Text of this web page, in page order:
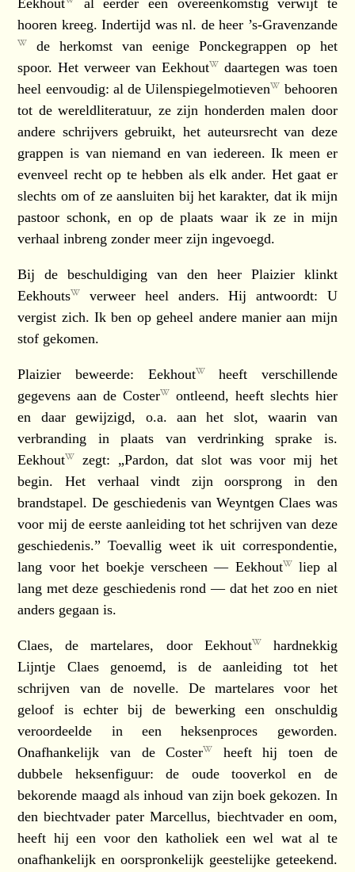
Eekhout
al eerder een overeenkomstig verwijt te
hooren kreeg. Indertijd was nl. de heer ’s-Gravenzande
de herkomst van eenige Ponckegrappen op het
spoor. Het verweer van Eekhout
daartegen was toen
heel eenvoudig: al deUilenspiegelmotieven
behooren
tot de wereldliteratuur, ze zijn honderden malen door
andere schrijvers gebruikt, het auteursrecht van deze
grappen is van niemand en van iedereen. Ik meen er
evenveel recht op te hebben als elk ander. Het gaat er
slechts om of ze aansluiten bij het karakter, dat ik mijn
pastoor schonk, en op de plaats waar ik ze in mijn
verhaal inbreng zonder meer zijn ingevoegd.
Bij de beschuldiging van den heer Plaizier klinkt
Eekhouts
verweer heel anders. Hij antwoordt: U
vergist zich. Ik ben op geheel andere manier aan mijn
stof gekomen.
Plaizier beweerde: Eekhout
heeft verschillende
gegevens aande Coster
ontleend, heeft slechts hier
en daar gewijzigd, o.a. aan het slot, waarin van
verbranding in plaats van verdrinking sprake is.
Eekhout
zegt: „Pardon, dat slot was voor mij het
begin. Het verhaal vindt zijn oorsprong in den
brandstapel. De geschiedenis van Weyntgen Claes was
voor mij de eerste aanleiding tot het schrijven van deze
geschiedenis.” Toevallig weet ik uit correspondentie,
lang voor het boekje verscheen — Eekhout
liep al
lang met deze geschiedenis rond — dat het zoo en niet
anders gegaan is.
Claes, de martelares, door Eekhout
hardnekkig
Lijntje Claes genoemd, is de aanleiding tot het
schrijven van de novelle. De martelares voor het
geloof is echter bij de bewerking een onschuldig
veroordeelde in een heksenproces geworden.
Onafhankelijk van de Coster
heeft hij toen de
dubbele heksenfiguur: de oude tooverkol en de
bekorende maagd als inhoud van zijn boek gekozen. In
den biechtvader pater Marcellus, biechtvader en oom,
heeft hij een voor den katholiek een wel wat al te
onafhankelijk en oorspronkelijk geestelijke geteekend.